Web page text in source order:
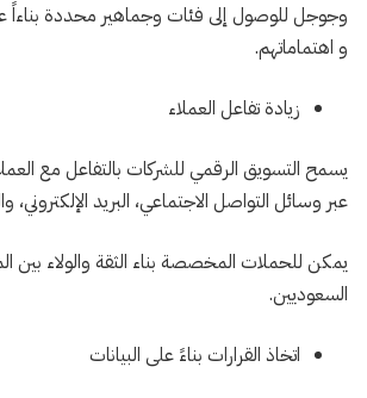
وجوجل للوصول إلى فئات وجماهير محددة
و اهتماماتهم.
زيادة تفاعل العملاء
يسمح التسويق الرقمي للشركات بالتفاعل مع
عبر وسائل التواصل الاجتماعي، البريد الإلكتروني،
يمكن للحملات المخصصة بناء الثقة والولاء بين
السعوديين.
اتخاذ القرارات بناءً على البيانات